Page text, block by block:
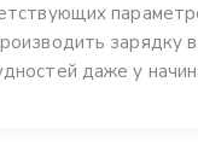
зарядку
даже у